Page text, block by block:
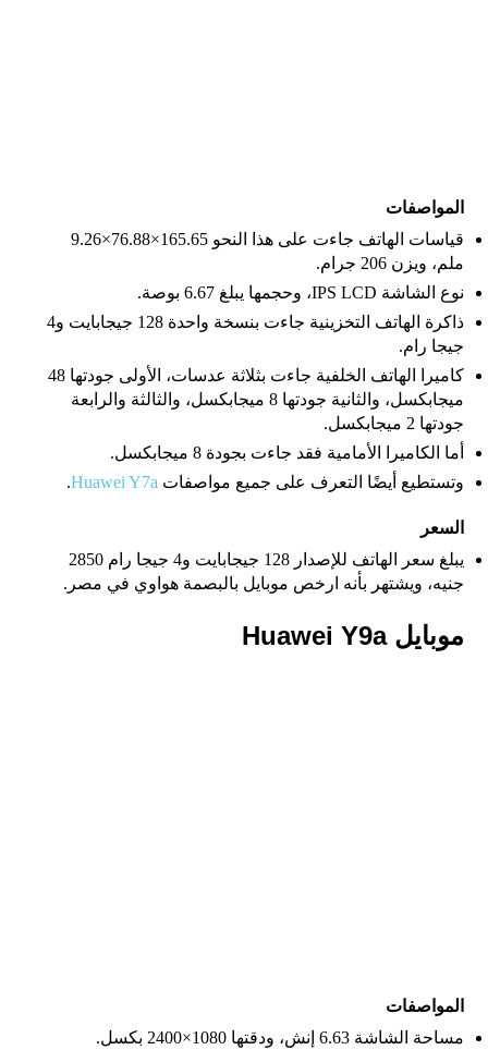
المواصفات
قياسات الهاتف جاءت على هذا النحو 165.65×76.88×9.26
ملم، ويزن 206 جرام.
نوع الشاشة IPS LCD، وحجمها يبلغ 6.67 بوصة.
ذاكرة الهاتف التخزينية جاءت بنسخة واحدة 128 جيجابايت و4
جيجا رام.
كاميرا الهاتف الخلفية جاءت بثلاثة عدسات، الأولى جودتها 48
ميجابكسل، والثانية جودتها 8 ميجابكسل، والثالثة والرابعة
جودتها 2 ميجابكسل.
أما الكاميرا الأمامية فقد جاءت بجودة 8 ميجابكسل.
وتستطيع أيضًا التعرف على جميع مواصفات Huawei Y7a
.
السعر
يبلغ سعر الهاتف للإصدار 128 جيجابايت و4 جيجا رام 2850
جنيه، ويشتهر بأنه ارخص موبايل بالبصمة هواوي في مصر​.
موبايل Huawei Y9a
المواصفات
مساحة الشاشة 6.63 إنش، ودقتها 1080×2400 بكسل.